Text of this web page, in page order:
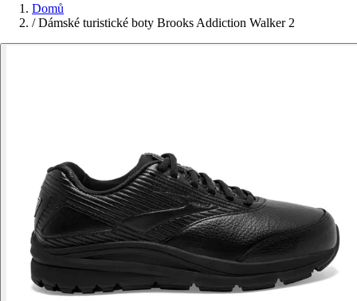
Domů
/ Dámské turistické boty Brooks Addiction Walker 2